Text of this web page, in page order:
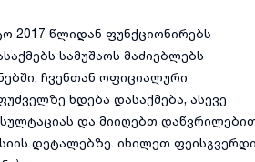
2017 წლიდან ფუნქციონირებს
სამუშაოს მაძიებლებს
ჩვენთან ოფიციალური
ხდება დასაქმება, ასევე
და მიიღებთ
დეტალებზე. იხილეთ